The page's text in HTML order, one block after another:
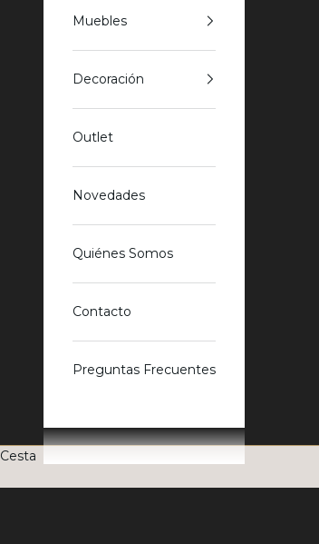
Muebles
Decoración
Outlet
Novedades
Quiénes Somos
Contacto
Preguntas Frecuentes
Cesta